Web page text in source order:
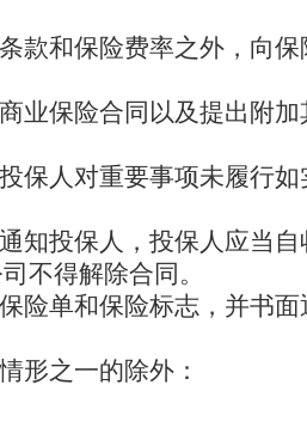
款和保险费率之外，向保
业保险合同以及提出附
保人对重要事项未履行
知投保人，投保人应当自
不得解除合同。
险单和保险标志，并书面
形之一的除外：